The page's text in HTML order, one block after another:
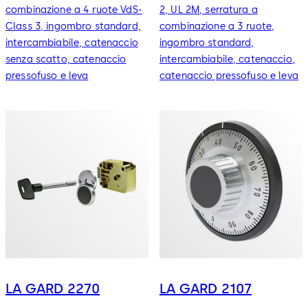
combinazione a 4 ruote VdS-
Class 3, ingombro standard,
intercambiabile, catenaccio
senza scatto, catenaccio
pressofuso e leva
2, UL 2M, serratura a
combinazione a 3 ruote,
ingombro standard,
intercambiabile, catenaccio,
catenaccio pressofuso e leva
LA GARD 2270 LA GARD 2107